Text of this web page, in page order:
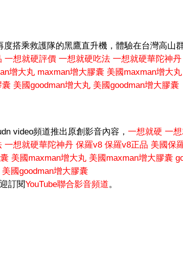
度搭乘救護隊的黑鷹直升機，體驗在台灣高山
一想就硬評價 一想就硬吃法 一想就硬華陀神丹
增大丸 maxman增大膠囊 美國maxman增大丸
囊 美國goodman增大丸 美國goodman增大膠囊
video頻道推出原創影音內容， 一想就硬 一
一想就硬華陀神丹 保羅v8 保羅v8正品 美國保
美國maxman增大丸 美國maxman增大膠囊
美國goodman增大膠囊
訂閱YouTube聯合影音頻道。